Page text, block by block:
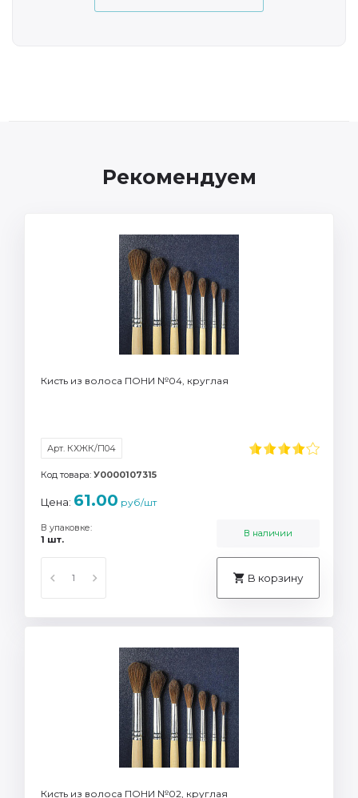
Рекомендуем
Кисть из волоса ПОНИ №04, круглая
Арт. КХЖК/П04
Код товара: У0000107315
Цена: 61.00 руб/шт
В упаковке:
1 шт.
В наличии
В корзину
Кисть из волоса ПОНИ №02, круглая